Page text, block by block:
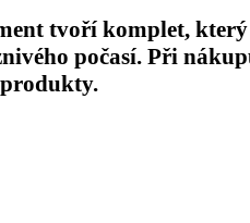
tvoří komplet,
počasí. Při